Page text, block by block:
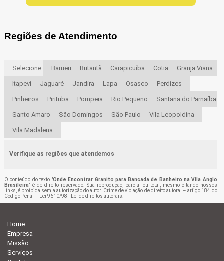
Regiões de Atendimento
Selecione: Barueri Butantã Carapicuíba Cotia Granja Viana
Itapevi Jaguaré Jandira Lapa Osasco Perdizes
Pinheiros Pirituba Pompeia Rio Pequeno Santana do Parnaíba
Santo Amaro São Domingos São Paulo Vila Leopoldina
Vila Madalena
Verifique as regiões que atendemos
O conteúdo do texto "Onde Encontrar Granito para Bancada de Banheiro na Vila Anglo
Brasileira" é de direito reservado. Sua reprodução, parcial ou total, mesmo citando nossos
links, é proibida sem a autorização do autor. Crime de violação de direito autoral – artigo 184 do
Código Penal – Lei 9610/98 - Lei de direitos autorais.
Home
Empresa
Missão
Serviços